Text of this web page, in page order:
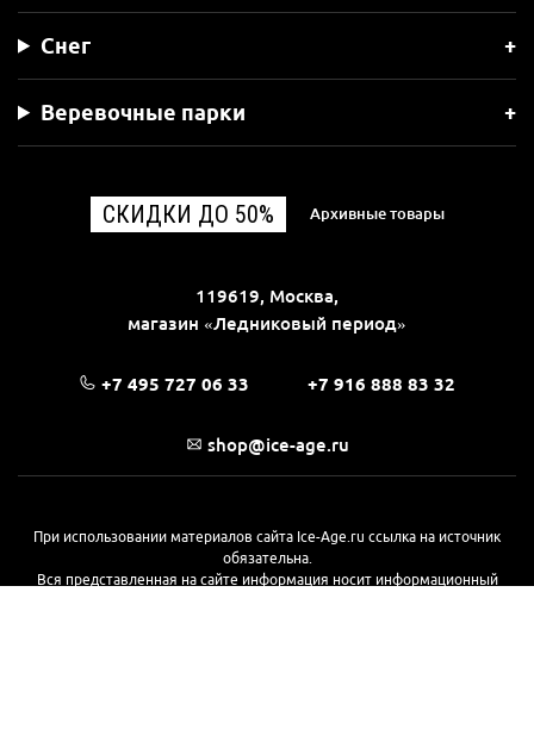
Снег
Веревочные парки
СКИДКИ ДО 50% Архивные товары
119619, Москва,
магазин «Ледниковый период»
+7 495 727 06 33 +7 916 888 83 32
shop@ice-age.ru
При использовании материалов сайта Ice-Age.ru ссылка на источник
обязательна.
Вся представленная на сайте информация носит информационный